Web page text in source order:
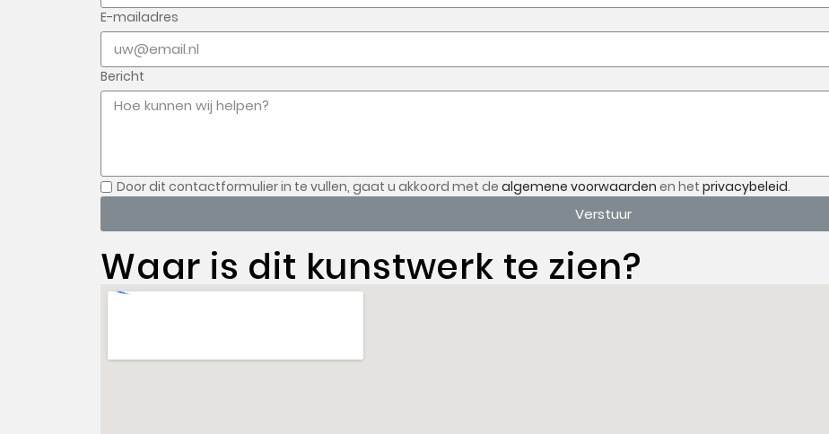
E-mailadres
Bericht
Door dit contactformulier in te vullen, gaat u akkoord met de algemene voorwaarden en het privacybeleid.
Verstuur
Waar is dit kunstwerk te zien?